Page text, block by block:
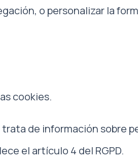
o personalizar la
cookies.
de información sobre
el artículo 4 del RGPD.